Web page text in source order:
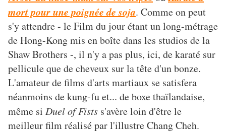
mort pour une poignée de soja. Comme on peut
s'y attendre - le Film du jour étant un long-métrage
de Hong-Kong mis en boîte dans les studios de la
Shaw Brothers -, il n'y a pas plus, ici, de karaté sur
pellicule que de cheveux sur la tête d'un bonze.
L'amateur de films d'arts martiaux se satisfera
néanmoins de kung-fu et... de boxe thaïlandaise,
même si Duel of Fists s'avère loin d'être le
meilleur film réalisé par l'illustre Chang Cheh.